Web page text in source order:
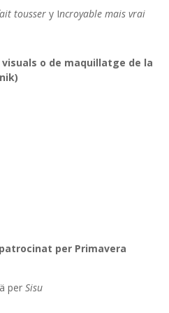
tousser y Incroyable mais vrai
o de maquillatge de la
per Primavera
per Sisu